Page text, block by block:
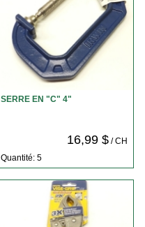
SERRE EN "C" 4"
16,99 $/ CH
Quantité: 5